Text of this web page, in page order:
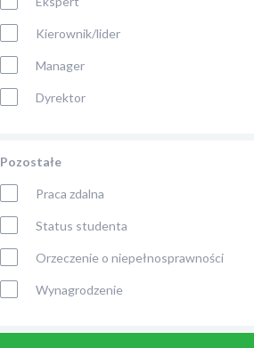
Kierownik/lider
Manager
Dyrektor
Pozostałe
Praca zdalna
Status studenta
Orzeczenie o niepełnosprawności
Wynagrodzenie